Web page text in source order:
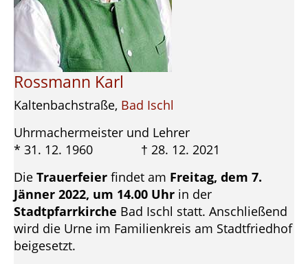
Rossmann Karl
Kaltenbachstraße, Bad Ischl
Uhrmachermeister und Lehrer
* 31. 12. 1960 † 28. 12. 2021
Die Trauerfeier findet am Freitag, dem 7.
Jänner 2022, um 14.00 Uhr in der
Stadtpfarrkirche Bad Ischl statt. Anschließend
wird die Urne im Familienkreis am Stadtfriedhof
beigesetzt.